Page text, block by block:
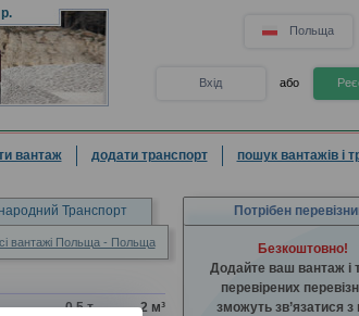
Польща
Вхід або
вантаж додати транспорт пошук вантажів і
Транспорт
вантажі Польща - Польща
0,5 т 2 м³
Потрібен
Безкоштовно!
Додайте ваш вантаж і
перевірених
зможуть зв’язатися з